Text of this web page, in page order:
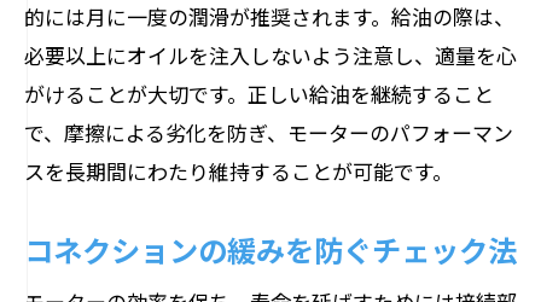
的には月に一度の潤滑が推奨されます。給油の際は、
必要以上にオイルを注入しないよう注意し、適量を心
がけることが大切です。正しい給油を継続すること
で、摩擦による劣化を防ぎ、モーターのパフォーマン
スを長期間にわたり維持することが可能です。
コネクションの緩みを防ぐチェック法